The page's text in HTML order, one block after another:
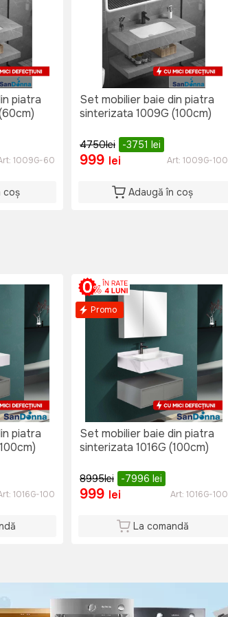
piatra
1009G-60
coș
Set mobilier baie din piatra
sinterizata 1009G (100cm)
4750lei -3751 lei
999 lei Art: 1009G-100
Adaugă în coș
piatra
1016G-100
Promo
Set mobilier baie din piatra
sinterizata 1016G (100cm)
8995lei -7996 lei
999 lei Art: 1016G-100
La comandă